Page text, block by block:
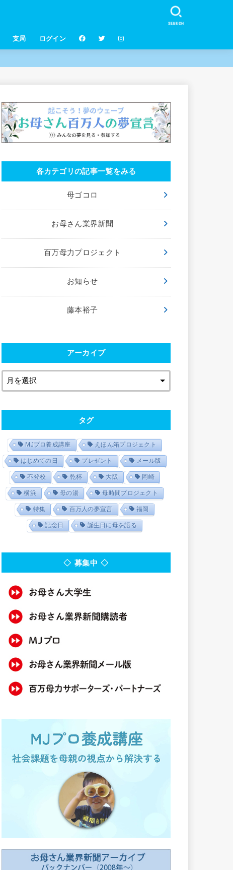
支局 ログイン
SEARCH
各カテゴリの記事一覧をみる
母ゴコロ
お母さん業界新聞
百万母力プロジェクト
お知らせ
藤本裕子
アーカイブ
タグ
MJプロ養成講座 えほん箱プロジェクト
はじめての日 プレゼント メール版
不登校 乾杯 大阪 岡崎
横浜 母の湯 母時間プロジェクト
特集 百万人の夢宣言 福岡
記念日 誕生日に母を語る
◇ 募集中 ◇